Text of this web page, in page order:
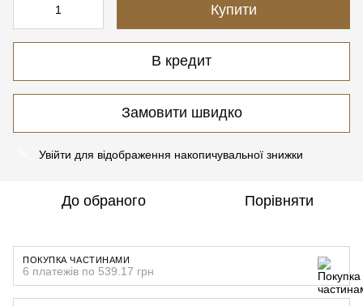
Купити
В кредит
Замовити швидко
Увійти для відображення накопичувальної знижки
До обраного Порівняти
ПОКУПКА ЧАСТИНАМИ
6 платежів по 539.17 грн